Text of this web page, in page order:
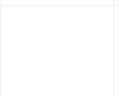
límců a jiných hliníkových